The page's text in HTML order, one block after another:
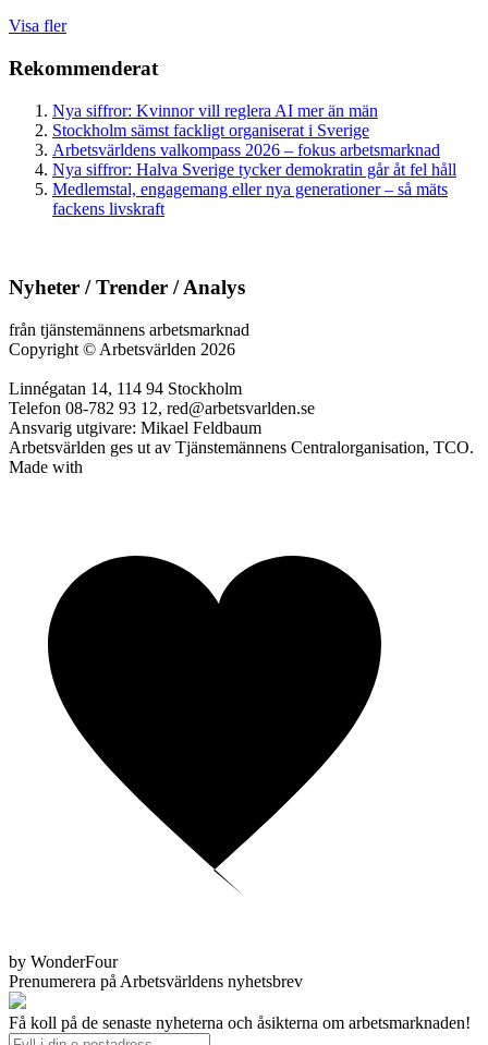
Visa fler
Rekommenderat
Nya siffror: Kvinnor vill reglera AI mer än män
Stockholm sämst fackligt organiserat i Sverige
Arbetsvärldens valkompass 2026 – fokus arbetsmarknad
Nya siffror: Halva Sverige tycker demokratin går åt fel håll
Medlemstal, engagemang eller nya generationer – så mäts
fackens livskraft
Nyheter / Trender / Analys
från tjänstemännens arbetsmarknad
Copyright © Arbetsvärlden 2026
Linnégatan 14, 114 94 Stockholm
Telefon 08-782 93 12, red@arbetsvarlden.se
Ansvarig utgivare: Mikael Feldbaum
Arbetsvärlden ges ut av Tjänstemännens Centralorganisation, TCO.
Made with
by WonderFour
Prenumerera på Arbetsvärldens nyhetsbrev
Få koll på de senaste nyheterna och åsikterna om arbetsmarknaden!